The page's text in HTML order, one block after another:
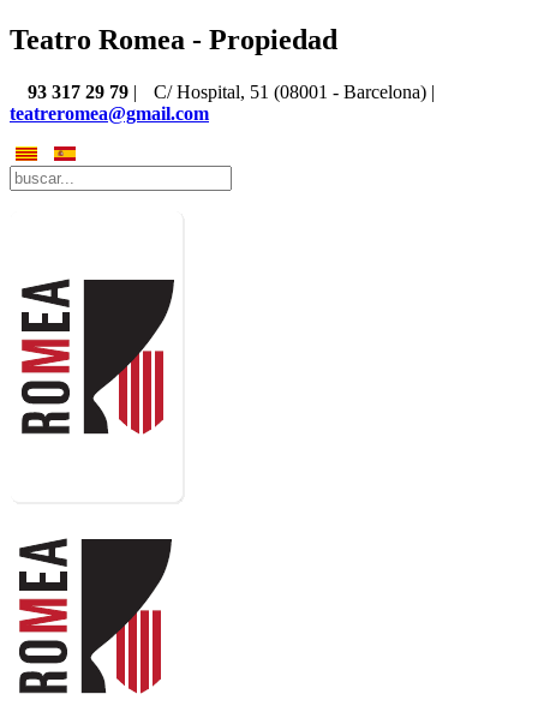
Teatro Romea - Propiedad
93 317 29 79 |
C/ Hospital, 51 (08001 - Barcelona) |
teatreromea@gmail.com